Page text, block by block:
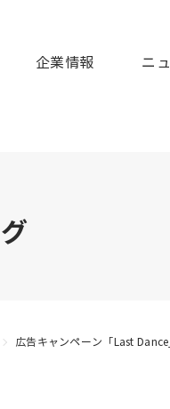
様に謹んでお見舞い申
企業情報 ニ
広告キャンペーン「Last